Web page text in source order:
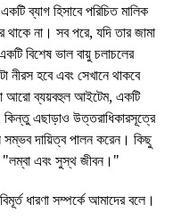
ব্যাগ হিসাবে পরিচিত মালিক
থাকে না। সব পরে, যদি তার জামা
বিশেষ ভাল বায়ু চলাচলের
নীরস হবে এবং সেখানে থাকবে
আরো ব্যয়বহুল আইটেম, একটি
কিন্তু এছাড়াও উত্তরাধিকারসূত্রে
সম্ভব দায়িত্ব পালন করেন। কিছু
"লম্বা এবং সুস্থ জীবন।"
ধারণা সম্পর্কে আমাদের বলে।